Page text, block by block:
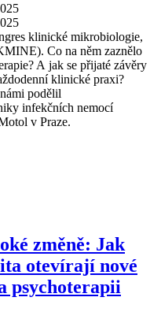
klinické mikrobiologie,
Co na něm zaznělo
A jak se přijaté závěry
klinické praxi?
podělil
infekčních nemocí
v Praze.
změně: Jak
otevírají nové
psychoterapii